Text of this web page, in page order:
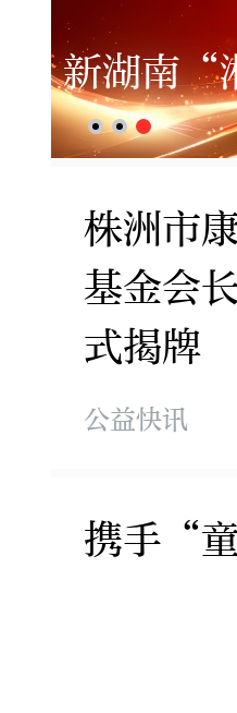
新湖南“
株洲市
基金会
式揭牌
公益快讯